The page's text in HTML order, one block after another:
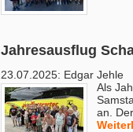
Jahresausflug
23.07.2025: Edgar Jehle
Als
an.